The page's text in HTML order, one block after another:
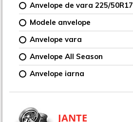
Anvelope de vara 225/50R17
Modele anvelope
Anvelope vara
Anvelope All Season
Anvelope iarna
JANTE